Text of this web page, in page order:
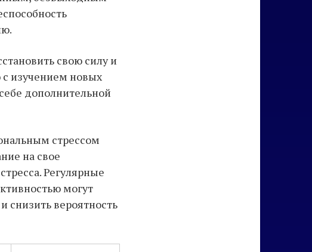
свою силу и
с изучением новых
дополнительной
стрессом
на свое
Регулярные
могут
вероятность